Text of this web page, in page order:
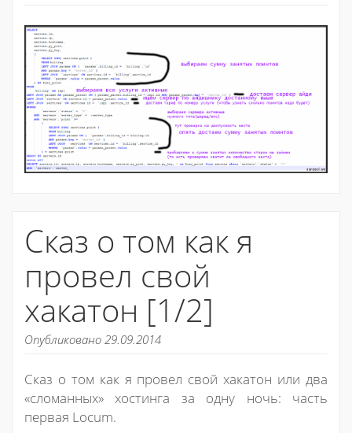
Сказ о том как я
провел свой
хакатон [1/2]
Опубликовано 29.09.2014
Сказ о том как я провел свой хакатон или два
«сломанных» хостинга за одну ночь: часть
первая Locum.